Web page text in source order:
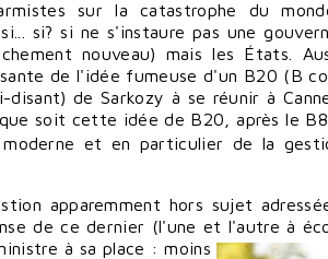
sur la catastrophe du
si? si ne s'instaure pas une
nouveau) mais les États.
de l'idée fumeuse d'un B20 (B
de Sarkozy à se réunir à
soit cette idée de B20, après le
et en particulier de la
apparemment hors sujet
de ce dernier (l'une et l'autre à
à sa place : moins